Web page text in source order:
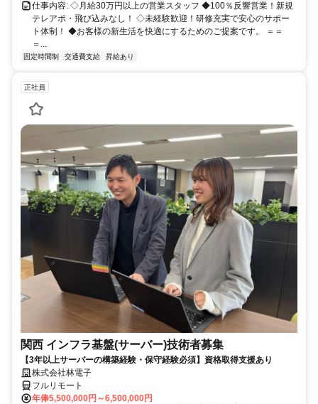
仕事内容: ◇月給30万円以上の営業スタッフ ◆100％反響営業！新規
テレアポ・飛び込みなし！ ◇未経験歓迎！研修充実で安心のサポー
ト体制！ ◆お客様の新生活を快適にするためのご提案です。 ＝＝
＝...
固定時間制 交通費支給 昇給あり
正社員
関西 インフラ基盤(サーバー)技術者募集
【3年以上サーバーの構築経験・保守経験必須】資格取得支援あり
株式会社林電子
フルリモート
年俸5,500,000円～6,500,000円